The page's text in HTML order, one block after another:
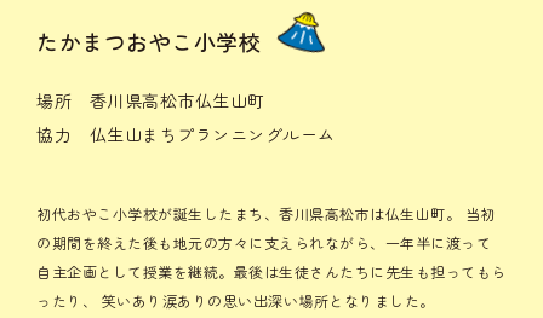
たかまつおやこ小学校
場所 香川県高松市仏生山町
協力 仏生山まちプランニングルーム
初代おやこ小学校が誕生したまち、香川県高松市は仏生山町。
当初
の期間を終えた後も地元の方々に支えられながら、一年半に渡って
自主企画として授業を継続。最後は生徒さんたちに先生も担ってもら
ったり、
笑いあり涙ありの思い出深い場所となりました。